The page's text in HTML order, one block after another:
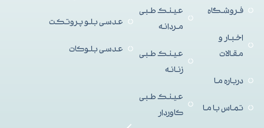
فروشگاه
اخبار و
مقالات
درباره ما
تماس با ما
عینک طبی
مردانه
عینک طبی
زنانه
عینک طبی
کاوردار
عدسی بلو پروتکت
عدسی بلوکات